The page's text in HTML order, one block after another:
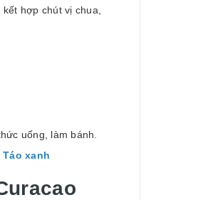
hợp chút vị chua,
uống, làm bánh.
xanh